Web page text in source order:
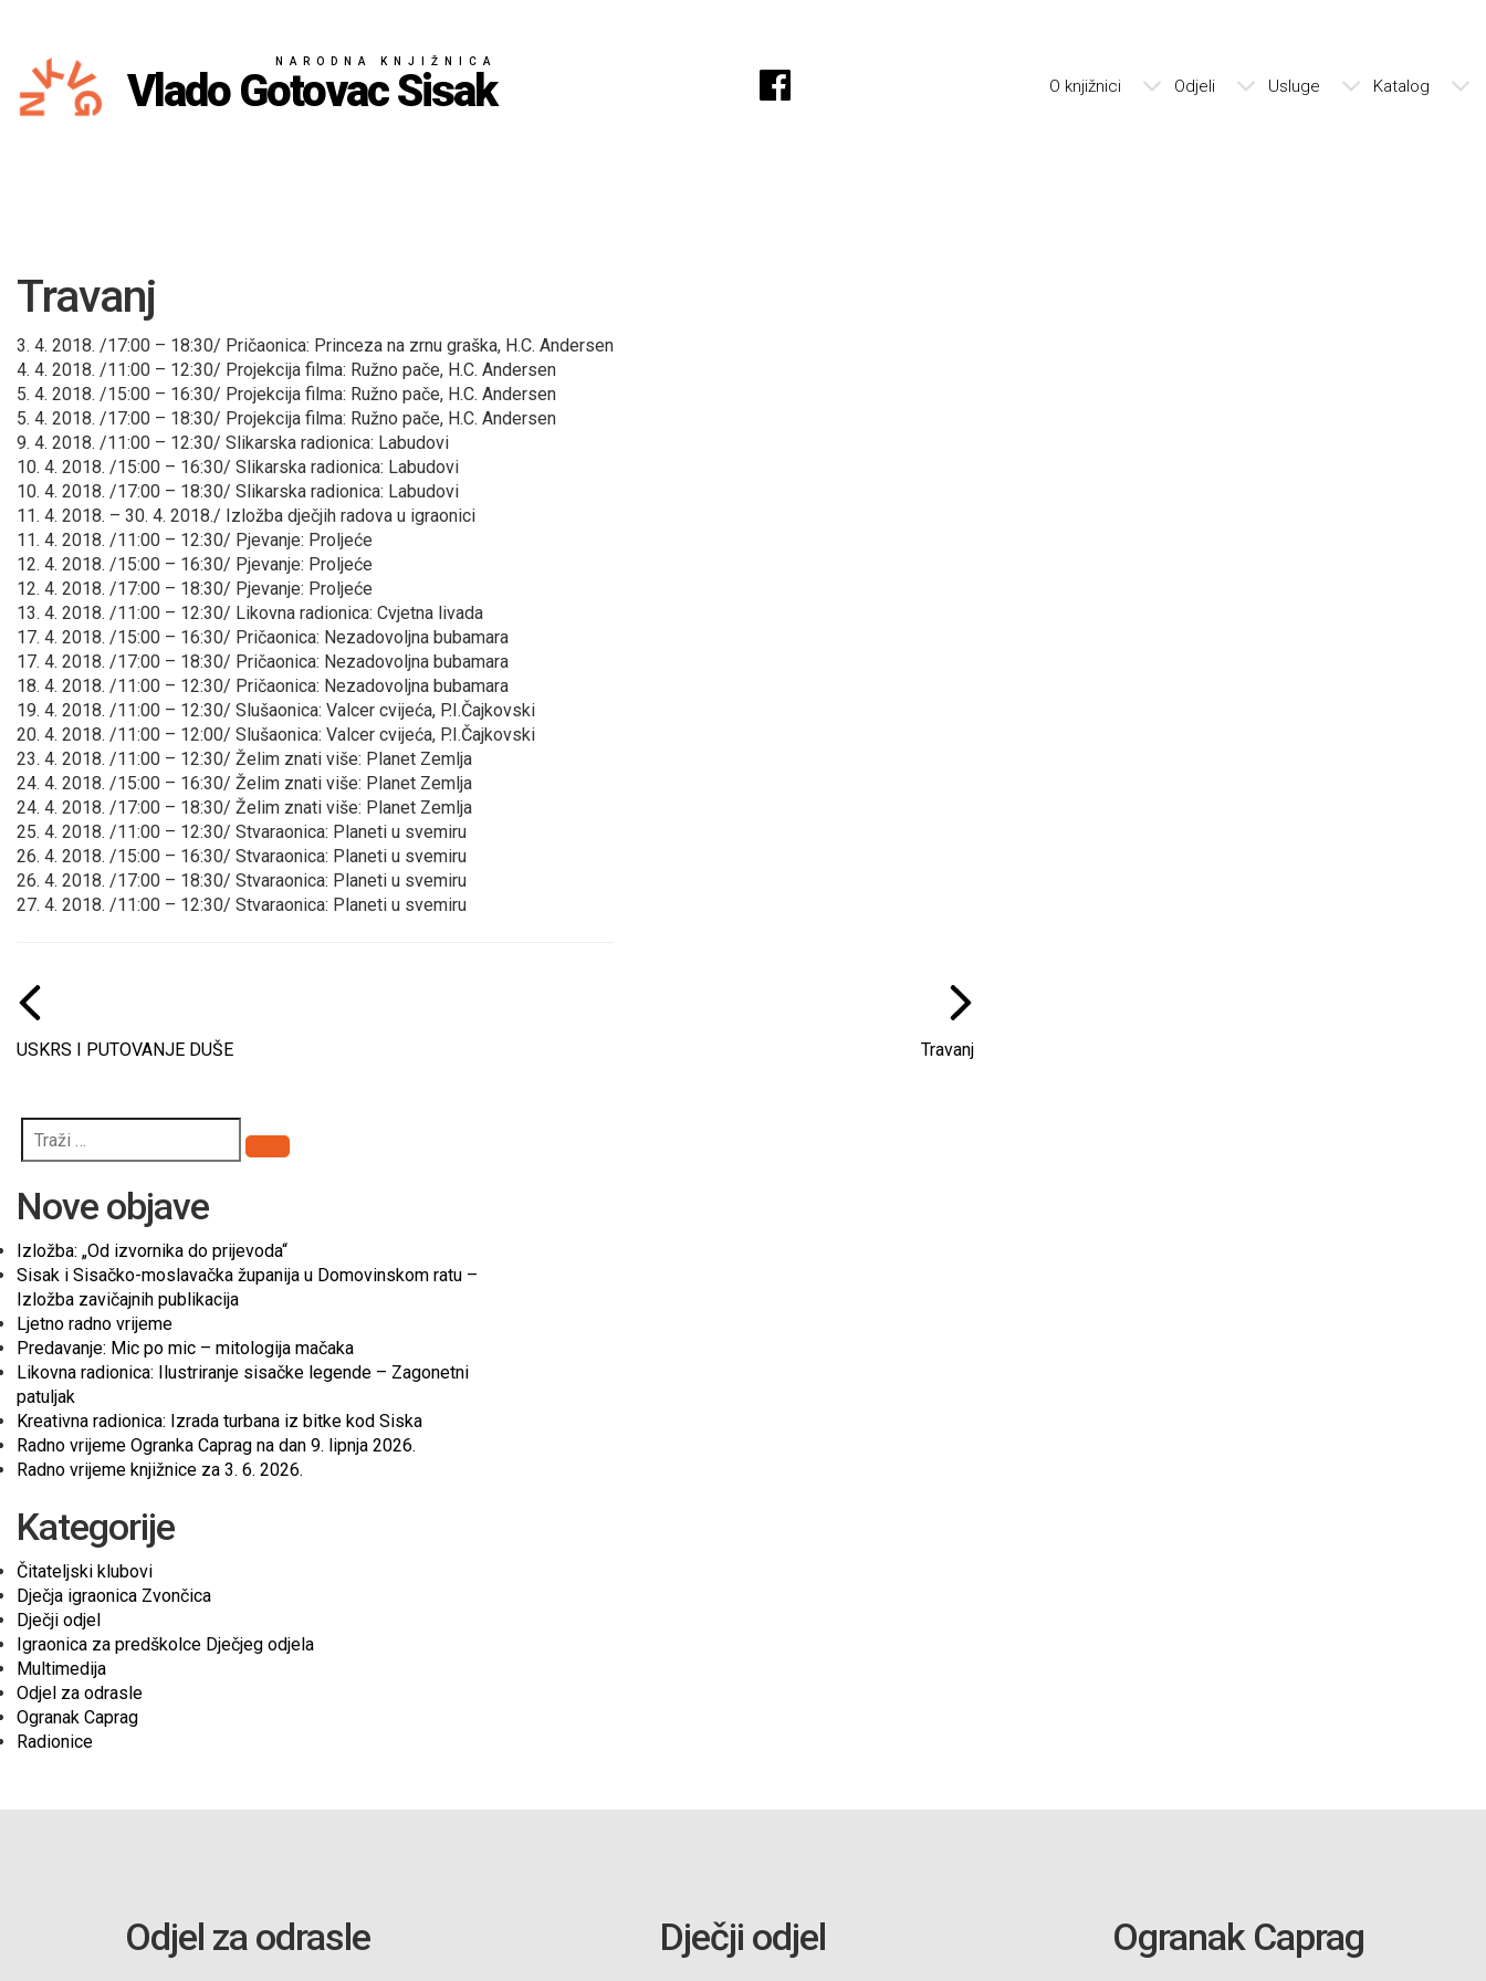
NARODNA KNJIŽNICA
Vlado Gotovac Sisak O knjižnici Odjeli Usluge Katalog
Travanj
3. 4. 2018. /17:00 – 18:30/ Pričaonica: Princeza na zrnu graška, H.C. Andersen
4. 4. 2018. /11:00 – 12:30/ Projekcija filma: Ružno pače, H.C. Andersen
5. 4. 2018. /15:00 – 16:30/ Projekcija filma: Ružno pače, H.C. Andersen
5. 4. 2018. /17:00 – 18:30/ Projekcija filma: Ružno pače, H.C. Andersen
9. 4. 2018. /11:00 – 12:30/ Slikarska radionica: Labudovi
10. 4. 2018. /15:00 – 16:30/ Slikarska radionica: Labudovi
10. 4. 2018. /17:00 – 18:30/ Slikarska radionica: Labudovi
11. 4. 2018. – 30. 4. 2018./ Izložba dječjih radova u igraonici
11. 4. 2018. /11:00 – 12:30/ Pjevanje: Proljeće
12. 4. 2018. /15:00 – 16:30/ Pjevanje: Proljeće
12. 4. 2018. /17:00 – 18:30/ Pjevanje: Proljeće
13. 4. 2018. /11:00 – 12:30/ Likovna radionica: Cvjetna livada
17. 4. 2018. /15:00 – 16:30/ Pričaonica: Nezadovoljna bubamara
17. 4. 2018. /17:00 – 18:30/ Pričaonica: Nezadovoljna bubamara
18. 4. 2018. /11:00 – 12:30/ Pričaonica: Nezadovoljna bubamara
19. 4. 2018. /11:00 – 12:30/ Slušaonica: Valcer cvijeća, P.I.Čajkovski
20. 4. 2018. /11:00 – 12:00/ Slušaonica: Valcer cvijeća, P.I.Čajkovski
23. 4. 2018. /11:00 – 12:30/ Želim znati više: Planet Zemlja
24. 4. 2018. /15:00 – 16:30/ Želim znati više: Planet Zemlja
24. 4. 2018. /17:00 – 18:30/ Želim znati više: Planet Zemlja
25. 4. 2018. /11:00 – 12:30/ Stvaraonica: Planeti u svemiru
26. 4. 2018. /15:00 – 16:30/ Stvaraonica: Planeti u svemiru
26. 4. 2018. /17:00 – 18:30/ Stvaraonica: Planeti u svemiru
27. 4. 2018. /11:00 – 12:30/ Stvaraonica: Planeti u svemiru
USKRS I PUTOVANJE DUŠE Travanj
Pretraži
Nove objave
Izložba: „Od izvornika do prijevoda“
Sisak i Sisačko-moslavačka županija u Domovinskom ratu –
Izložba zavičajnih publikacija
Ljetno radno vrijeme
Predavanje: Mic po mic – mitologija mačaka
Likovna radionica: Ilustriranje sisačke legende – Zagonetni
patuljak
Kreativna radionica: Izrada turbana iz bitke kod Siska
Radno vrijeme Ogranka Caprag na dan 9. lipnja 2026.
Radno vrijeme knjižnice za 3. 6. 2026.
Kategorije
Čitateljski klubovi
Dječja igraonica Zvončica
Dječji odjel
Igraonica za predškolce Dječjeg odjela
Multimedija
Odjel za odrasle
Ogranak Caprag
Radionice
Odjel za odrasle Dječji odjel Ogranak Caprag